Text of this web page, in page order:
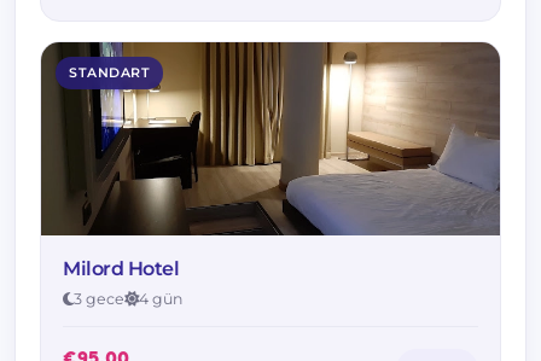
STANDART
Milord Hotel
3 gece 4 gün